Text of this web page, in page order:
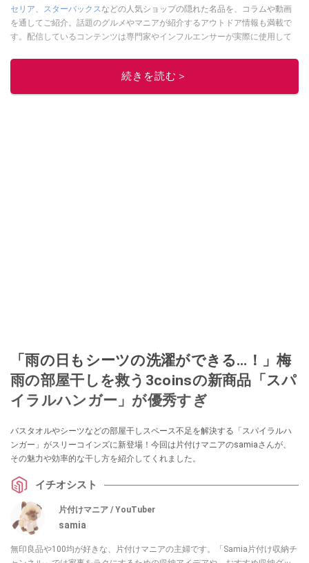
セリア、 スターバックスなどの人気ショップの隠れた名品を、コラムや動画
を通してご紹介。話題のグルメやマニアが紹介するアウトドア情報も満載で
す。配信しているコンテンツは専門家やインフルエンサーが実際に使用して
ニュースでフォロー
続きを読む＞
「雨の日もシーツの洗濯ができる…！」梅
雨の部屋干しを救う3coinsの新商品「スパ
イラルハンガー」が優秀すぎ
バスタオルやシーツなどの部屋干しスペース不足を解決する「スパイラルハ
ンガー」がスリーコインズに新登場！今回は片付けマニアのsamiaさんが、
その魅力や効率的な干し方を紹介してくれました。
イチオシスト
片付けマニア / YouTuber
samia
無印良品や100均が好きな、片付けマニアの主婦です。「Samia片付け収納チ